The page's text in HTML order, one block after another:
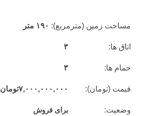
مساحت زمین (مترمربع): ۱۹۰ متر
اتاق ها: ۳
حمام ها: ۳
قیمت (تومان): ۷,۰۰۰,۰۰۰,۰۰۰تومان
وضعیت: برای فروش